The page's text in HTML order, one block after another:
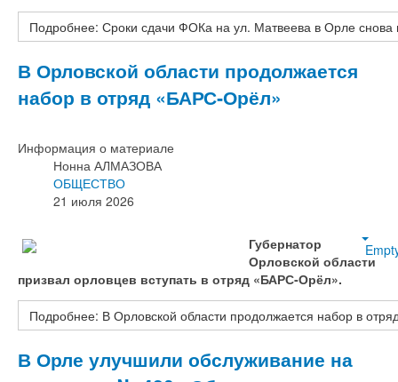
Подробнее: Сроки сдачи ФОКа на ул. Матвеева в Орле снова
В Орловской области продолжается
набор в отряд «БАРС‑Орёл»
Информация о материале
Нонна АЛМАЗОВА
ОБЩЕСТВО
21 июля 2026
Губернатор
Орловской области
призвал орловцев вступать в отряд «БАРС‑Орёл».
Подробнее: В Орловской области продолжается набор в
В Орле улучшили обслуживание на